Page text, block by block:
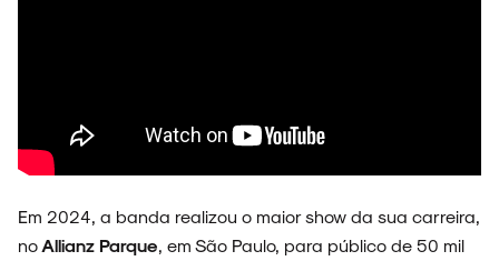
Em 2024, a banda realizou o maior show da sua carreira,
no Allianz Parque , em São Paulo, para público de 50 mil